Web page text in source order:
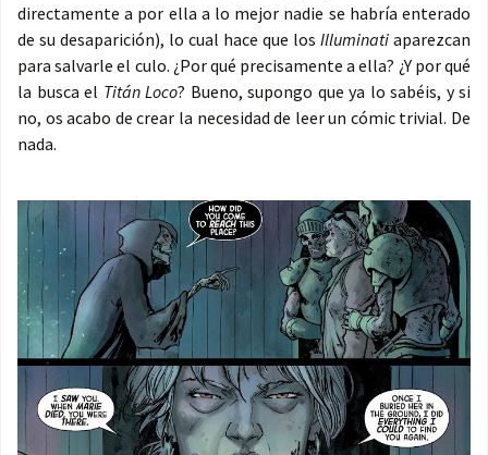
directamente a por ella a lo mejor nadie se habría enterado
de su desaparición), lo cual hace que los Illuminati aparezcan
para salvarle el culo. ¿Por qué precisamente a ella? ¿Y por qué
la busca el Titán Loco? Bueno, supongo que ya lo sabéis, y si
no, os acabo de crear la necesidad de leer un cómic trivial. De
nada.